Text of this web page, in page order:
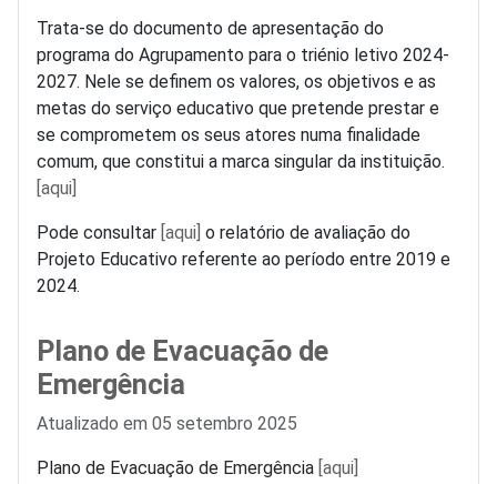
Trata-se do documento de apresentação do
programa do Agrupamento para o triénio letivo 2024-
2027. Nele se definem os valores, os objetivos e as
metas do serviço educativo que pretende prestar e
se comprometem os seus atores numa finalidade
comum, que constitui a marca singular da instituição.
[aqui]
Pode consultar [aqui] o relatório de avaliação do
Projeto Educativo referente ao período entre 2019 e
2024.
Plano de Evacuação de
Emergência
Detalhes
Atualizado em 05 setembro 2025
Plano de Evacuação de Emergência [aqui]